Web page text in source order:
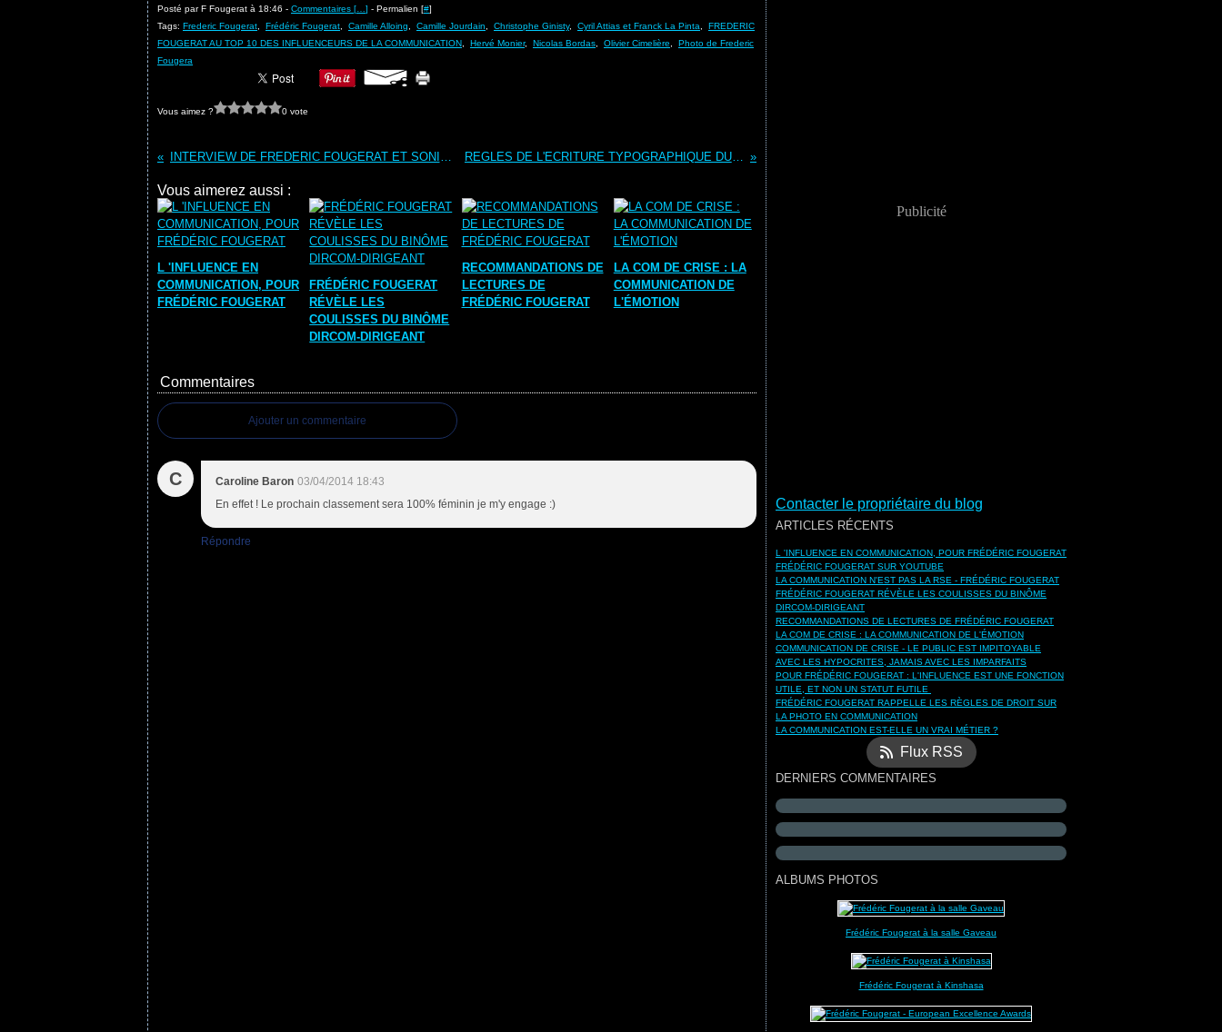
Posté par F Fougerat à 18:46 - Commentaires [ ] - Permalien [#]
Tags: Frederic Fougerat Frédéric Fougerat Camille Alloing Camille Jourdain Christophe Ginisty, Cyril Attias et Franck La Pinta
FREDERIC
FOUGERAT AU TOP 10 DES INFLUENCEURS DE LA COMMUNICATION
Hervé Monier, Nicolas Bordas Olivier Cimelière
Photo de Frederic
Fougera
Vous aimez ? 0 vote
INTERVIEW DE FREDERIC FOUGERAT ET SONIA CORDIER REGLES DE L'ECRITURE TYPOGRAPHIQUE DU FRANCAIS
Vous aimerez aussi :
L 'INFLUENCE EN
COMMUNICATION, POUR
FRÉDÉRIC FOUGERAT
FRÉDÉRIC FOUGERAT
RÉVÈLE LES
COULISSES DU BINÔME
DIRCOM-DIRIGEANT
RECOMMANDATIONS DE
LECTURES DE
FRÉDÉRIC FOUGERAT
LA COM DE CRISE : LA
COMMUNICATION DE
L'ÉMOTION
Commentaires
Ajouter un commentaire
C Caroline Baron 03/04/2014 18:43
En effet ! Le prochain classement sera 100% féminin je m'y engage :)
Répondre
Publicité
Contacter le propriétaire du blog
ARTICLES RÉCENTS
L 'INFLUENCE EN COMMUNICATION, POUR FRÉDÉRIC FOUGERAT
FRÉDÉRIC FOUGERAT SUR YOUTUBE
LA COMMUNICATION N'EST PAS LA RSE - FRÉDÉRIC FOUGERAT
FRÉDÉRIC FOUGERAT RÉVÈLE LES COULISSES DU BINÔME
DIRCOM-DIRIGEANT
RECOMMANDATIONS DE LECTURES DE FRÉDÉRIC FOUGERAT
LA COM DE CRISE : LA COMMUNICATION DE L'ÉMOTION
COMMUNICATION DE CRISE - LE PUBLIC EST IMPITOYABLE
AVEC LES HYPOCRITES, JAMAIS AVEC LES IMPARFAITS
POUR FRÉDÉRIC FOUGERAT : L'INFLUENCE EST UNE FONCTION
UTILE, ET NON UN STATUT FUTILE
FRÉDÉRIC FOUGERAT RAPPELLE LES RÈGLES DE DROIT SUR
LA PHOTO EN COMMUNICATION
LA COMMUNICATION EST-ELLE UN VRAI MÉTIER ?
Flux RSS
DERNIERS COMMENTAIRES
ALBUMS PHOTOS
Frédéric Fougerat à la salle Gaveau
Frédéric Fougerat à Kinshasa